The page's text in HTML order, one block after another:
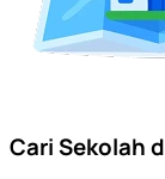
Cari Sekolah